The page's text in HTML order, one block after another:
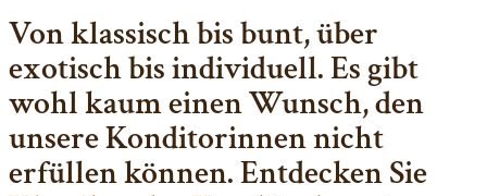
Von klassisch bis bunt, über
exotisch bis individuell. Es gibt
wohl kaum einen Wunsch, den
unsere Konditorinnen nicht
erfüllen können. Entdecken Sie